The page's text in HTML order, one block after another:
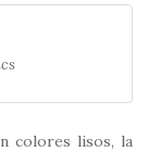
colores lisos, la